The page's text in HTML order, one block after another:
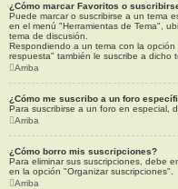
¿Cómo marcar Favoritos o
Puede marcar o suscribirse a un tema
en el menú "Herramientas de Tema",
tema de discusión.
Respondiendo a un tema con la
respuesta" también le suscribe a dicho
Arriba
¿Cómo me suscribo a un foro
Para suscribirse a un foro en especial,
Arriba
¿Cómo borro mis suscripciones?
Para eliminar sus suscripciones, debe
en la opción "Organizar suscripciones".
Arriba